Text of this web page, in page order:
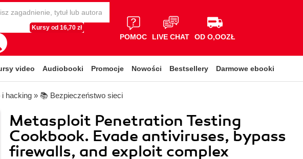
Kursy od 16,70 zł
POMOC LIVE CHAT OD O,OOZŁ
video Audiobooki Promocje Nowości Bestsellery Darmowe ebooki
hacking » 📚 Bezpieczeństwo sieci
Metasploit Penetration Testing
Cookbook. Evade antiviruses, bypass
firewalls, and exploit complex